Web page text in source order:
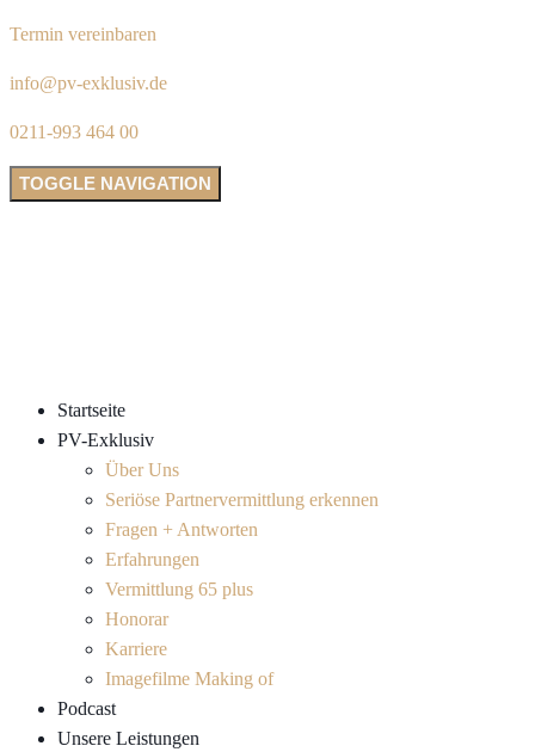
Termin vereinbaren
info@pv-exklusiv.de
0211-993 464 00
TOGGLE NAVIGATION
Startseite
PV-Exklusiv
Über Uns
Seriöse Partnervermittlung erkennen
Fragen + Antworten
Erfahrungen
Vermittlung 65 plus
Honorar
Karriere
Imagefilme Making of
Podcast
Unsere Leistungen